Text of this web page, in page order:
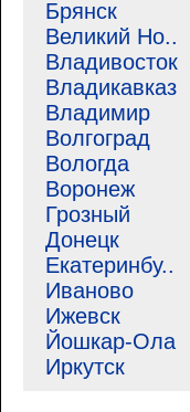
Брянск
Великий Но..
Владивосток
Владикавказ
Владимир
Волгоград
Вологда
Воронеж
Грозный
Донецк
Екатеринбу..
Иваново
Ижевск
Йошкар-Ола
Иркутск